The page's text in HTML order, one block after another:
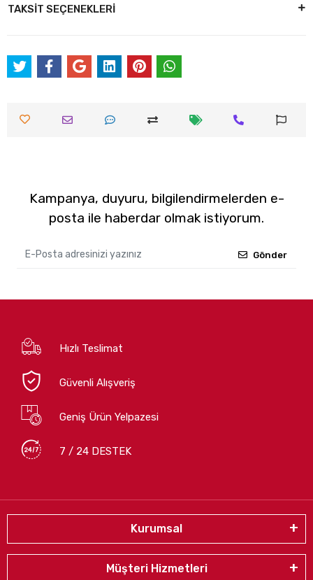
TAKSİT SEÇENEKLERİ
Kampanya, duyuru, bilgilendirmelerden e-
posta ile haberdar olmak istiyorum.
Gönder
Hızlı Teslimat
Güvenli Alışveriş
Geniş Ürün Yelpazesi
7 / 24 DESTEK
Kurumsal
Müşteri Hizmetleri